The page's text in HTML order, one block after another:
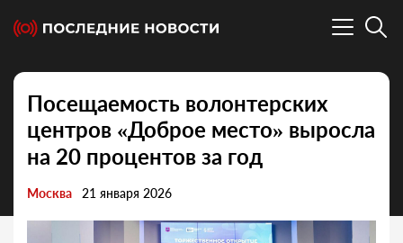
Посещаемость волонтерских
центров «Доброе место» выросла
на 20 процентов за год
Москва 21 января 2026